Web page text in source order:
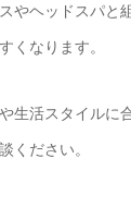
やヘッドスパと
くなります。
生活スタイルに
ください。